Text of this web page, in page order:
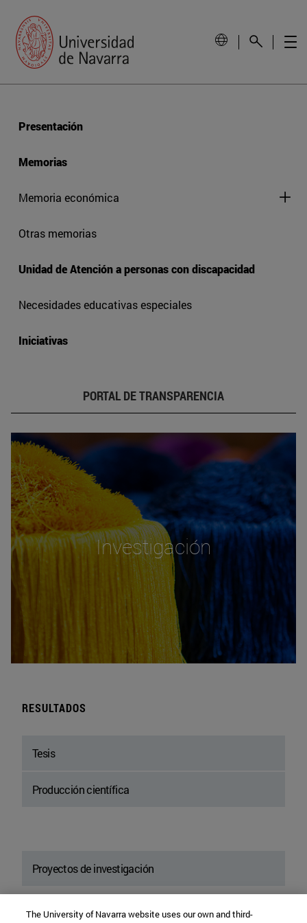
Presentación
Memorias
Memoria económica
Otras memorias
Unidad de Atención a personas con discapacidad
Necesidades educativas especiales
Iniciativas
PORTAL DE TRANSPARENCIA
Investigación
RESULTADOS
Tesis
Producción científica
Proyectos de investigación
The University of Navarra website uses our own and third-